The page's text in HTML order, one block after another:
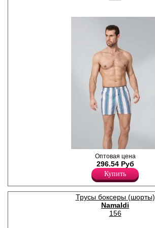
изгибы тела, пояс на
Модель полностью
опускается ниже линии
бедра, не ограничивает
движения и обеспечивает
комфорт в течении всего
дня. Подходят как для
ежедневного ношения, так и
для занятий спортом.
Рекомендуется бережная
стирка при температуре не
выше 30 градусов.
Лайкра 5%
Хлопок 95%
Трусы боксеры мужские из
поплина, свободного
силуэта, на удобной
закрытой резинке, гульфик
на одну пуговку.
Хлопок 100%
Оптовая цена
296.54 Руб
Купить
Трусы боксеры (шорты)
Namaldi
156